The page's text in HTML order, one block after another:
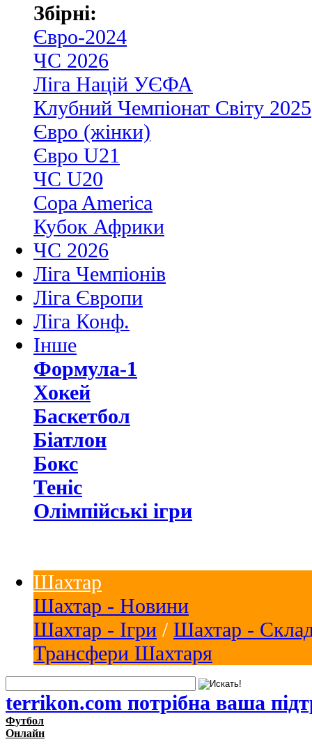
Збірні:
Євро-2024
ЧС 2026
Ліга Націй УЄФА
Клубний Чемпіонат Світу 2025
Євро (жінки)
Євро U21
ЧС U20
Copa America
Кубок Африки
ЧС 2026
Ліга Чемпіонів
Ліга Європи
Ліга Конф.
Інше
Формула-1
Хокей
Баскетбол
Біатлон
Бокс
Теніс
Олімпійські ігри
Шахтар
Шахтар - Новини
Шахтар - Ігри / Шахтар -
Трансфери Шахтаря
terrikon.com потрібна ваша
Футбол
Онлайн